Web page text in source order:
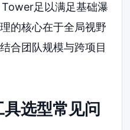
Tower足以满足基础瀑
的核心在于全局视野
合团队规模与跨项目
选型常见问